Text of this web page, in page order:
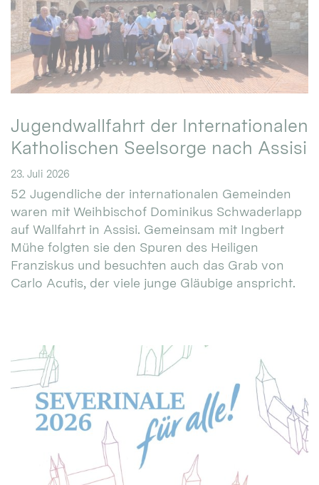
Jugendwallfahrt der Internationalen
Katholischen Seelsorge nach Assisi
23. Juli 2026
52 Jugendliche der internationalen Gemeinden
waren mit Weihbischof Dominikus Schwaderlapp
auf Wallfahrt in Assisi. Gemeinsam mit Ingbert
Mühe folgten sie den Spuren des Heiligen
Franziskus und besuchten auch das Grab von
Carlo Acutis, der viele junge Gläubige anspricht.